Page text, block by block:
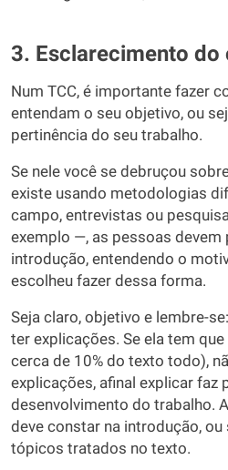
3. Esclarecimento do
Num TCC, é importante fazer
entendam o seu objetivo, ou
pertinência do seu trabalho.
Se nele você se debruçou
existe usando metodologias
campo, entrevistas ou
exemplo —, as pessoas devem
introdução, entendendo o
escolheu fazer dessa forma.
Seja claro, objetivo e lembre-
ter explicações. Se ela tem
cerca de 10% do texto todo),
explicações, afinal explicar faz
desenvolvimento do trabalho.
deve constar na introdução,
tópicos tratados no texto.